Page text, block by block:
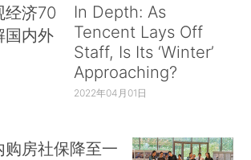
经济70
国内外
In Depth: As
Tencent Lays Off
Staff, Is Its ‘Winter’
Approaching?
2022年04月01日
房社保降至一